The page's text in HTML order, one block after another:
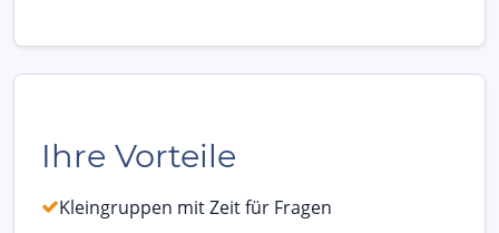
Ihre Vorteile
Kleingruppen mit Zeit für Fragen